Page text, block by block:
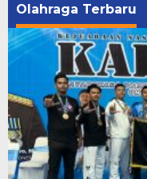
Olahraga Terbaru